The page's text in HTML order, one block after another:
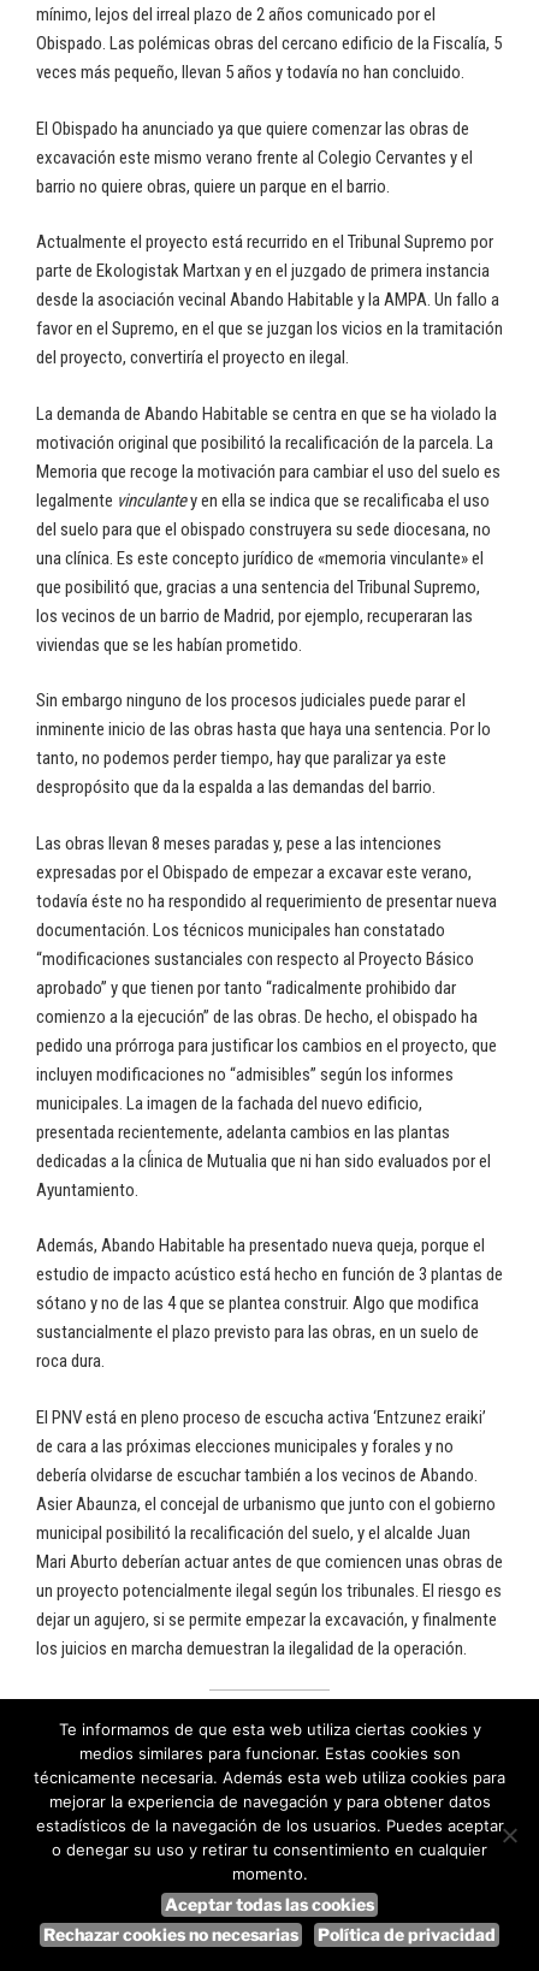
mínimo, lejos del irreal plazo de 2 años comunicado por el
Obispado. Las polémicas obras del cercano edificio de la Fiscalía, 5
veces más pequeño, llevan 5 años y todavía no han concluido.
El Obispado ha anunciado ya que quiere comenzar las obras de
excavación este mismo verano frente al Colegio Cervantes y el
barrio no quiere obras, quiere un parque en el barrio.
Actualmente el proyecto está recurrido en el Tribunal Supremo por
parte de Ekologistak Martxan y en el juzgado de primera instancia
desde la asociación vecinal Abando Habitable y la AMPA. Un fallo a
favor en el Supremo, en el que se juzgan los vicios en la tramitación
del proyecto, convertiría el proyecto en ilegal.
La demanda de Abando Habitable se centra en que se ha violado la
motivación original que posibilitó la recalificación de la parcela. La
Memoria que recoge la motivación para cambiar el uso del suelo es
legalmente vinculantey en ella se indica que se recalificaba el uso
del suelo para que el obispado construyera su sede diocesana, no
una clínica. Es este concepto jurídico de «memoria vinculante» el
que posibilitó que, gracias a una sentencia del Tribunal Supremo,
los vecinos de un barrio de Madrid, por ejemplo, recuperaran las
viviendas que se les habían prometido.
Sin embargo ninguno de los procesos judiciales puede parar el
inminente inicio de las obras hasta que haya una sentencia. Por lo
tanto, no podemos perder tiempo, hay que paralizar ya este
despropósito que da la espalda a las demandas del barrio.
Las obras llevan 8 meses paradas y, pese a las intenciones
expresadas por el Obispado de empezar a excavar este verano,
todavía éste no ha respondido al requerimiento de presentar nueva
documentación. Los técnicos municipales han constatado
“modificaciones sustanciales con respecto al Proyecto Básico
aprobado” y que tienen por tanto “radicalmente prohibido dar
comienzo a la ejecución” de las obras. De hecho, el obispado ha
pedido una prórroga para justificar los cambios en el proyecto, que
incluyen modificaciones no “admisibles” según los informes
municipales. La imagen de la fachada del nuevo edificio,
presentada recientemente, adelanta cambios en las plantas
dedicadas a la cĺinica de Mutualia que ni han sido evaluados por el
Ayuntamiento.
Además, Abando Habitable ha presentado nueva queja, porque el
estudio de impacto acústico está hecho en función de 3 plantas de
sótano y no de las 4 que se plantea construir. Algo que modifica
sustancialmente el plazo previsto para las obras, en un suelo de
roca dura.
El PNV está en pleno proceso de escucha activa ‘Entzunez eraiki’
de cara a las próximas elecciones municipales y forales y no
debería olvidarse de escuchar también a los vecinos de Abando.
Asier Abaunza, el concejal de urbanismo que junto con el gobierno
municipal posibilitó la recalificación del suelo, y el alcalde Juan
Mari Aburto deberían actuar antes de que comiencen unas obras de
un proyecto potencialmente ilegal según los tribunales. El riesgo es
dejar un agujero, si se permite empezar la excavación, y finalmente
los juicios en marcha demuestran la ilegalidad de la operación.
La documentación citada está disponible en la web de Abando
Habitable:https://abandohabitable.org/coleccion/expediente-
construccion/
Campaña de cuota de socios 2022
Te informamos de que esta web utiliza ciertas cookies y
medios similares para funcionar. Estas cookies son
técnicamente necesaria. Además esta web utiliza cookies para
mejorar la experiencia de navegación y para obtener datos
estadísticos de la navegación de los usuarios. Puedes aceptar
o denegar su uso y retirar tu consentimiento en cualquier
momento.
Aceptar todas las cookies
Rechazar cookies no necesarias
Política de privacidad